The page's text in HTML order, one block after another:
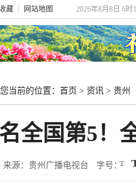
藏 网站地图 2026年8月8日 6时
您当前的位置： 首页 > 资讯 > 贵州
全国第5！
来源：贵州广播电视台 字号：